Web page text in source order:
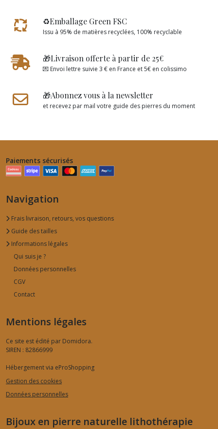
♻️Emballage Green FSC
Issu à 95% de matières recyclées, 100% recyclable
🎁Livraison offerte à partir de 25€
💌 Envoi lettre suivie 3 € en France et 5€ en colissimo
🎁Abonnez vous à la newsletter
et recevez par mail votre guide des pierres du moment
Paiements sécurisés
Navigation
Frais livraison, retours, vos questions
Guide des tailles
Informations légales
Qui suis je ?
Données personnelles
CGV
Contact
Mentions légales
Ce site est édité par Domidora.
SIREN : 82866999
Hébergement via eProShopping
Gestion des cookies
Données personnelles
Bijoux en pierre naturelle lithothérapie